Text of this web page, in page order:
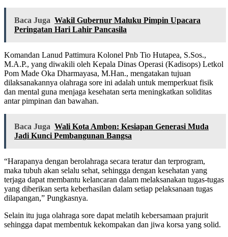
Baca Juga Wakil Gubernur Maluku Pimpin Upacara
Peringatan Hari Lahir Pancasila
Komandan Lanud Pattimura Kolonel Pnb Tio Hutapea, S.Sos.,
M.A.P., yang diwakili oleh Kepala Dinas Operasi (Kadisops) Letkol
Pom Made Oka Dharmayasa, M.Han., mengatakan tujuan
dilaksanakannya olahraga sore ini adalah untuk memperkuat fisik
dan mental guna menjaga kesehatan serta meningkatkan soliditas
antar pimpinan dan bawahan.
Baca Juga Wali Kota Ambon: Kesiapan Generasi Muda
Jadi Kunci Pembangunan Bangsa
“Harapanya dengan berolahraga secara teratur dan terprogram,
maka tubuh akan selalu sehat, sehingga dengan kesehatan yang
terjaga dapat membantu kelancaran dalam melaksanakan tugas-tugas
yang diberikan serta keberhasilan dalam setiap pelaksanaan tugas
dilapangan,” Pungkasnya.
Selain itu juga olahraga sore dapat melatih kebersamaan prajurit
sehingga dapat membentuk kekompakan dan jiwa korsa yang solid.